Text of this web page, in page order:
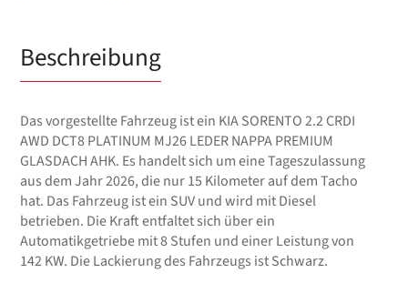
Beschreibung
Das vorgestellte Fahrzeug ist ein KIA SORENTO 2.2 CRDI
AWD DCT8 PLATINUM MJ26 LEDER NAPPA PREMIUM
GLASDACH AHK. Es handelt sich um eine Tageszulassung
aus dem Jahr 2026, die nur 15 Kilometer auf dem Tacho
hat. Das Fahrzeug ist ein SUV und wird mit Diesel
betrieben. Die Kraft entfaltet sich über ein
Automatikgetriebe mit 8 Stufen und einer Leistung von
142 KW. Die Lackierung des Fahrzeugs ist Schwarz.